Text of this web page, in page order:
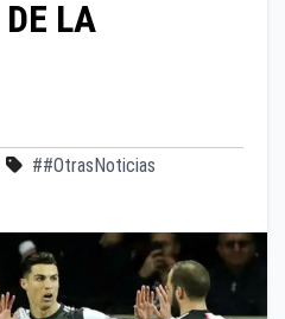
LA
##OtrasNoticias